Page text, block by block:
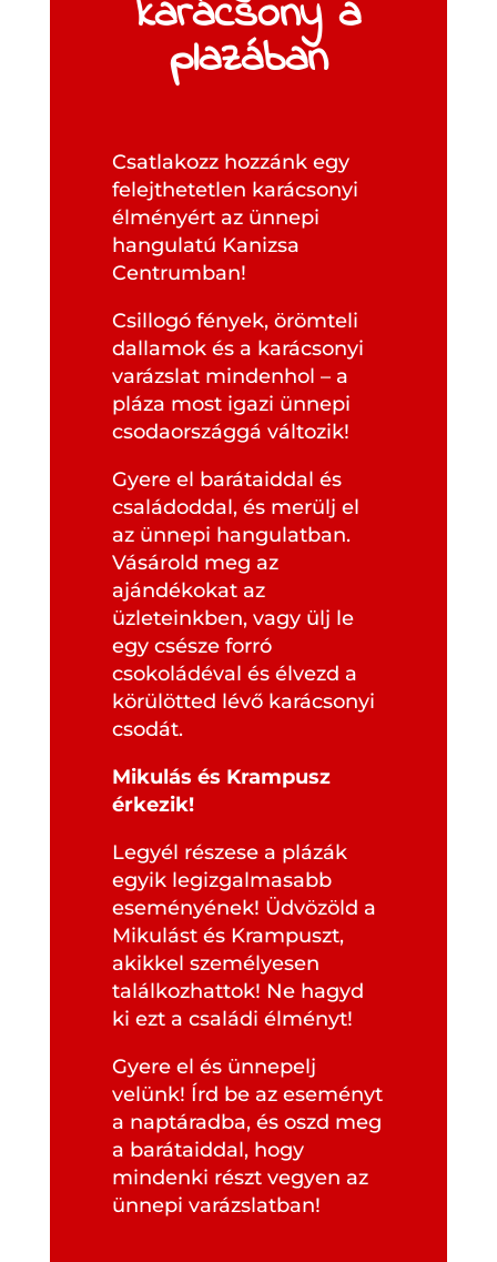
karácsony a
plazában
Csatlakozz hozzánk egy
felejthetetlen karácsonyi
élményért az ünnepi
hangulatú Kanizsa
Centrumban!
Csillogó fények, örömteli
dallamok és a karácsonyi
varázslat mindenhol – a
pláza most igazi ünnepi
csodaországgá változik!
Gyere el barátaiddal és
családoddal, és merülj el
az ünnepi hangulatban.
Vásárold meg az
ajándékokat az
üzleteinkben, vagy ülj le
egy csésze forró
csokoládéval és élvezd a
körülötted lévő karácsonyi
csodát.
Mikulás és Krampusz
érkezik!
Legyél részese a plázák
egyik legizgalmasabb
eseményének! Üdvözöld a
Mikulást és Krampuszt,
akikkel személyesen
találkozhattok! Ne hagyd
ki ezt a családi élményt!
Gyere el és ünnepelj
velünk! Írd be az eseményt
a naptáradba, és oszd meg
a barátaiddal, hogy
mindenki részt vegyen az
ünnepi varázslatban!